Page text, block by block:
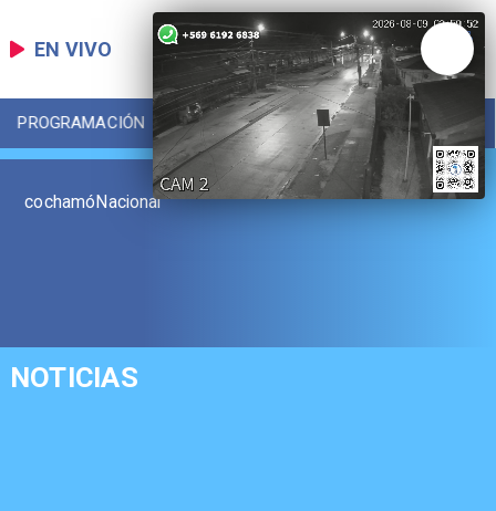
EN VIVO
PROGRAMACIÓN LOCAL DEPORTES
cochamóNacional
NOTICIAS